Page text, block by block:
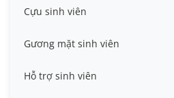
Cựu sinh viên
Gương mặt sinh viên
Hỗ trợ sinh viên